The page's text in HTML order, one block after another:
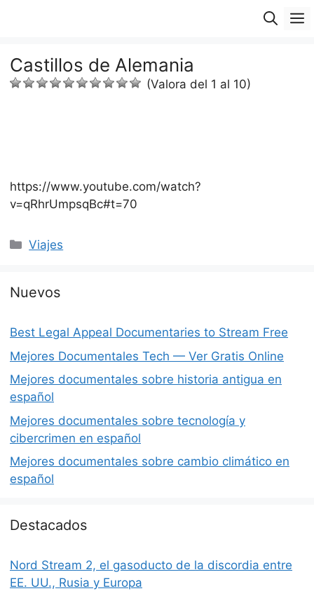
Castillos de Alemania
(Valora del 1 al 10)
https://www.youtube.com/watch?
v=qRhrUmpsqBc#t=70
Categorías
Viajes
Nuevos
Best Legal Appeal Documentaries to Stream Free
Mejores Documentales Tech — Ver Gratis Online
Mejores documentales sobre historia antigua en
español
Mejores documentales sobre tecnología y
cibercrimen en español
Mejores documentales sobre cambio climático en
español
Destacados
Nord Stream 2, el gasoducto de la discordia entre
EE. UU., Rusia y Europa